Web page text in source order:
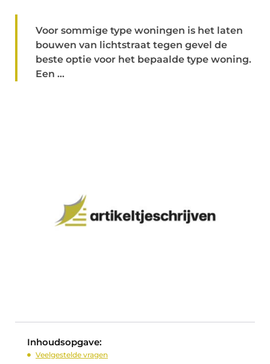
Voor sommige type woningen is het laten
bouwen van lichtstraat tegen gevel de
beste optie voor het bepaalde type woning.
Een ...
Inhoudsopgave:
Veelgestelde vragen